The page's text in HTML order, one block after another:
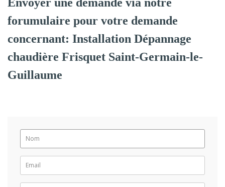
forumulaire pour votre demande
concernant: Installation Dépannage
chaudière Frisquet Saint-Germain-le-
Guillaume